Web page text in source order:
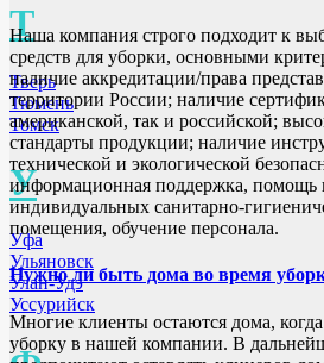
Т
Тверь
Тюмень
Томск
У
Уфа
Ульяновск
Улан-Удэ
Уссурийск
Наша компания строго подходит к
средств для уборки, основными
наличие аккредитации/права
территории России; наличие
американской, так и российской;
стандарты продукции; наличие
технической и экологической
информационная поддержка, помощь
индивидуальных санитарно-
помещения, обучение персонала.
Нужно ли быть дома во время
Многие клиенты остаются дома,
уборку в нашей компании. В